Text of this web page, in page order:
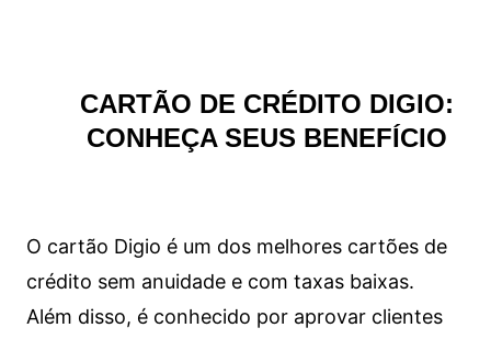
CARTÃO DE CRÉDITO DIGIO:
CONHEÇA SEUS BENEFÍCIO
O cartão Digio é um dos melhores cartões de
crédito sem anuidade e com taxas baixas.
Além disso, é conhecido por aprovar clientes